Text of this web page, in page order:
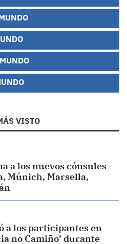
VISTO
a los nuevos cónsules
Múnich, Marsella,
a los participantes en
no Camiño’ durante